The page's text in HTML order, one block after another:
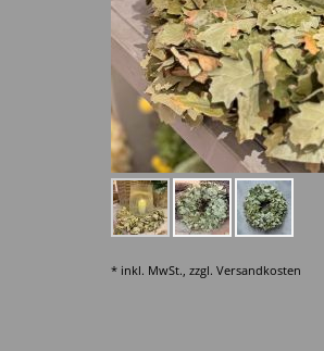
* inkl. MwSt., zzgl. Versandkosten